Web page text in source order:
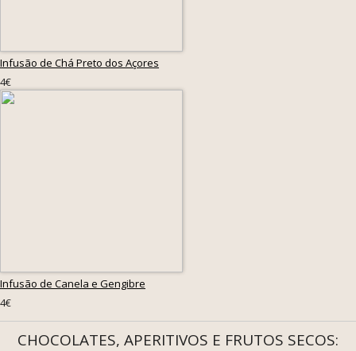
Infusão de Chá Preto dos Açores
4€
Infusão de Canela e Gengibre
4€
CHOCOLATES, APERITIVOS E FRUTOS SECOS: